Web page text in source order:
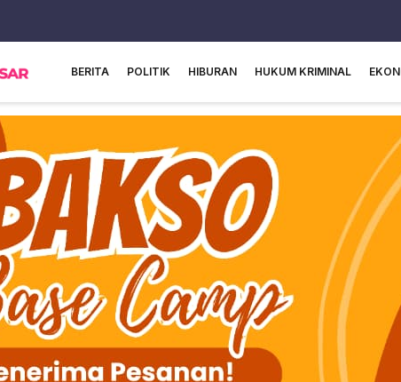
BERITA POLITIK HIBURAN HUKUM KRIMINAL